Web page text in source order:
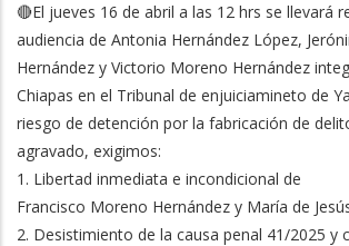
🔴El jueves 16 de abril a las 12 hrs se llevará
audiencia de Antonia Hernández López,
Hernández y Victorio Moreno Hernández
Chiapas en el Tribunal de enjuiciamineto de
riesgo de detención por la fabricación de
agravado, exigimos:
1. Libertad inmediata e incondicional de
Francisco Moreno Hernández y María de
2. Desistimiento de la causa penal 41/2025 y